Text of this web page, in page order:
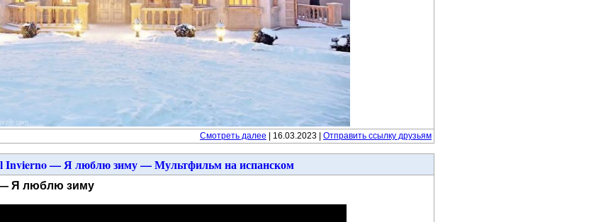
Смотреть далее | 16.03.2023 | Отправить ссылку друзьям
Invierno — Я люблю зиму — Мультфильм на испанском
— Я люблю зиму